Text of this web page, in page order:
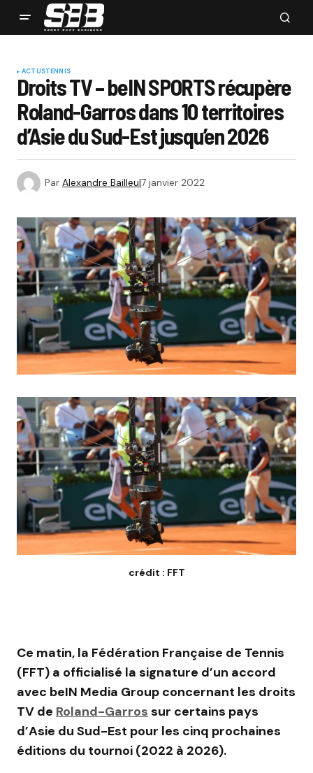
ACTUSTENNIS
Droits TV – beIN SPORTS récupère
Roland-Garros dans 10 territoires
d’Asie du Sud-Est jusqu’en 2026
Par Alexandre Bailleul7 janvier 2022
crédit : FFT
Ce matin, la Fédération Française de Tennis
(FFT) a officialisé la signature d’un accord
avec beIN Media Group concernant les droits
TV de Roland-Garros sur certains pays
d’Asie du Sud-Est pour les cinq prochaines
éditions du tournoi (2022 à 2026).